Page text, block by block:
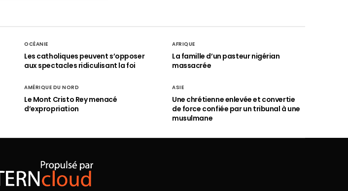
OCÉANIE
Les catholiques peuvent s’opposer
aux spectacles ridiculisant la foi
AFRIQUE
La famille d’un pasteur nigérian
massacrée
AMÉRIQUE DU NORD
Le Mont Cristo Rey menacé
d’expropriation
ASIE
Une chrétienne enlevée et convertie
de force confiée par un tribunal à une
musulmane